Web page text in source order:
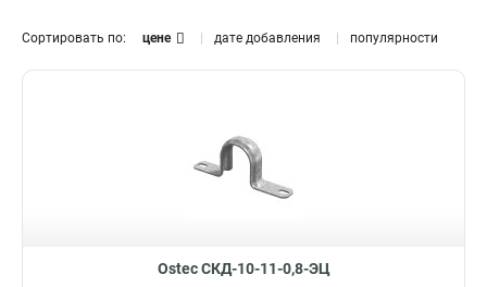
Сортировать по: цене дате добавления популярности
Ostec СКД-10-11-0,8-ЭЦ